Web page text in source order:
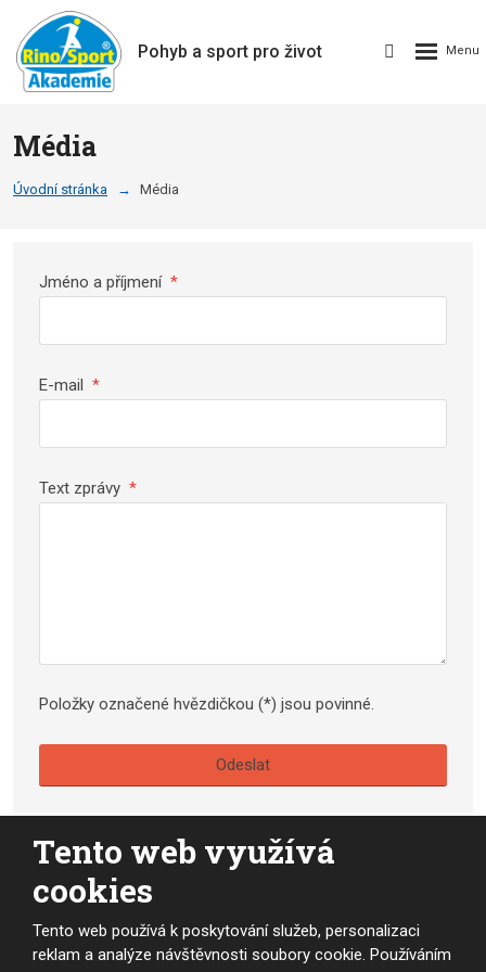
Pohyb a sport pro život
Média
Úvodní stránka Média
Jméno a příjmení *
E-mail *
Text zprávy *
Položky označené hvězdičkou (*) jsou povinné.
Odeslat
nepodařilo
odeslat.
© 2026, Akademie Rinosport - vytvořila eBRÁNA s.r.o.
Mapa stránek|Podmínky použití
Tento web využívá
cookies
Tento web používá k poskytování služeb, personalizaci
reklam a analýze návštěvnosti soubory cookie. Používáním